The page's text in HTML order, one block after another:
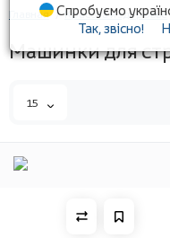
Главная Красота и здоровье
Машинки для
15
Спробуємо
Так, звісно!